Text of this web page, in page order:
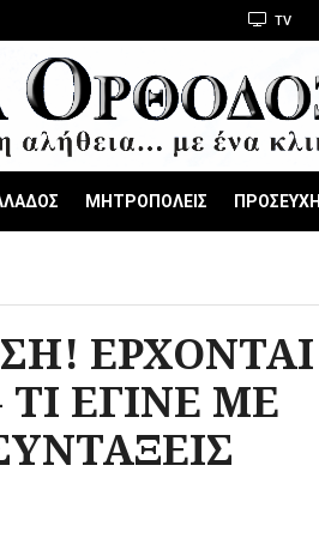
TV
ΜΗΤΡΟΠΟΛΕΙΣ ΠΡΟΣΕΥΧΗ
ΕΡΧΟΝΤΑΙ
ΕΓΙΝΕ ΜΕ